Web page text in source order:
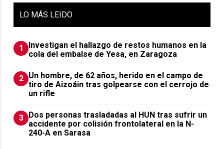
LO MÁS LEIDO
1
Investigan el hallazgo de restos humanos en la
cola del embalse de Yesa, en Zaragoza
2 Un hombre, de 62 años, herido en el campo de
tiro de Aizoáin tras golpearse con el cerrojo de
un rifle
3 ​Dos personas trasladadas al HUN tras sufrir un
accidente por colisión frontolateral en la N-
240-A en Sarasa